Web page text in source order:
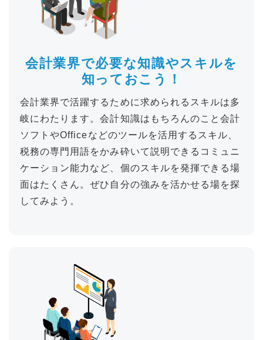
会計業界で必要な知識やスキルを
知っておこう！
会計業界で活躍するために求められるスキルは多
岐にわたります。会計知識はもちろんのこと会計
ソフトやOfficeなどのツールを活用するスキル、
税務の専門用語をかみ砕いて説明できるコミュニ
ケーション能力など、個のスキルを発揮できる場
面はたくさん。ぜひ自分の強みを活かせる場を探
してみよう。